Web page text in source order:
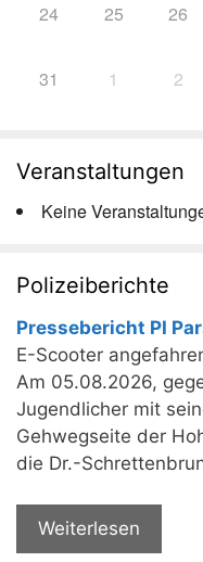
24 25 26
31 1 2
Veranstaltungen
Keine
Polizeiberichte
Pressebericht PI
E-Scooter
Am 05.08.2026,
Jugendlicher mit
Gehwegseite der
die Dr.-
Weiterlesen